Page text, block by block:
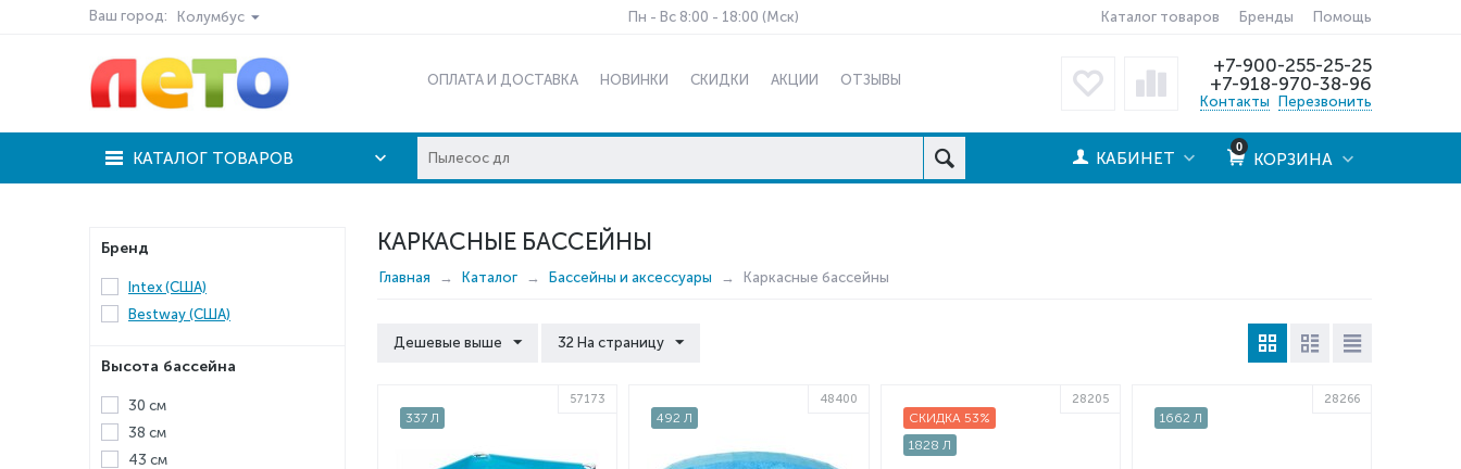
Ваш город: Колумбус Пн - Вс 8:00 - 18:00 (Мск) Каталог товаров Бренды Помощь
ОПЛАТА И ДОСТАВКА НОВИНКИ СКИДКИ АКЦИИ ОТЗЫВЫ
+7-900-255-25-25
+7-918-970-38-96
Контакты Перезвонить
КАТАЛОГ ТОВАРОВ
0
КОРЗИНА
КАБИНЕТ
КАРКАСНЫЕ БАССЕЙНЫ
Главная Каталог Бассейны и аксессуары Каркасные бассейны
Дешевые выше 32 На страницу
337 Л
57173
492 Л
48400
СКИДКА 53%
1828 Л
28205
1662 Л
28266
Бренд
Intex (США)
Bestway (США)
Высота бассейна
30 см
38 см
43 см